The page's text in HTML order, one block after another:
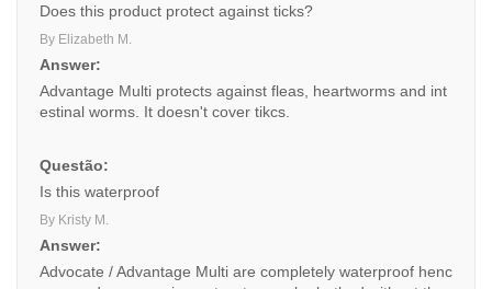
Does this product protect against ticks?
By Elizabeth M.
Answer:
Advantage Multi protects against fleas, heartworms and int
estinal worms. It doesn't cover tikcs.
Questão:
Is this waterproof
By Kristy M.
Answer:
Advocate / Advantage Multi are completely waterproof henc